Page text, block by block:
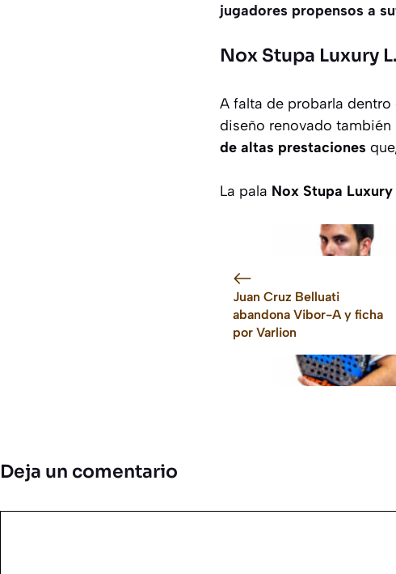
jugadores propensos a
Nox Stupa Luxury
A falta de probarla dentro
diseño renovado
de altas prestaciones
La pala Nox Stupa Luxury
Juan Cruz Belluati
abandona Vibor-A y ficha
por Varlion
Deja un comentario